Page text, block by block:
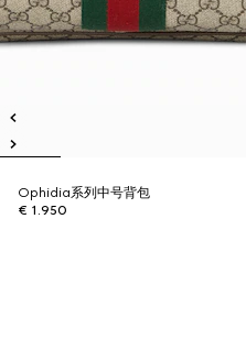
Ophidia系列中号背包
€ 1.950